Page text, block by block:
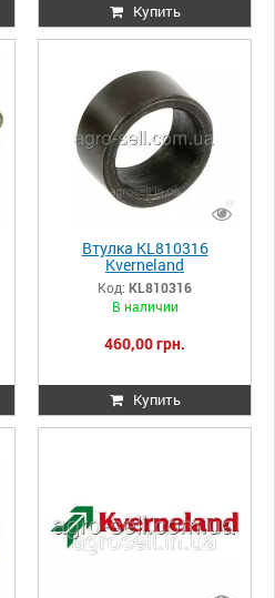
Купить
Втулка KL810316
Kverneland
Код: KL810316
В наличии
460,00 грн.
Купить